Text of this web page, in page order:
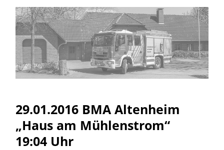
29.01.2016 BMA Altenheim
„Haus am Mühlenstrom“
19:04 Uhr
29.01.2016 BMA Altenheim
„Haus am Mühlenstrom“
19:04 Uhr